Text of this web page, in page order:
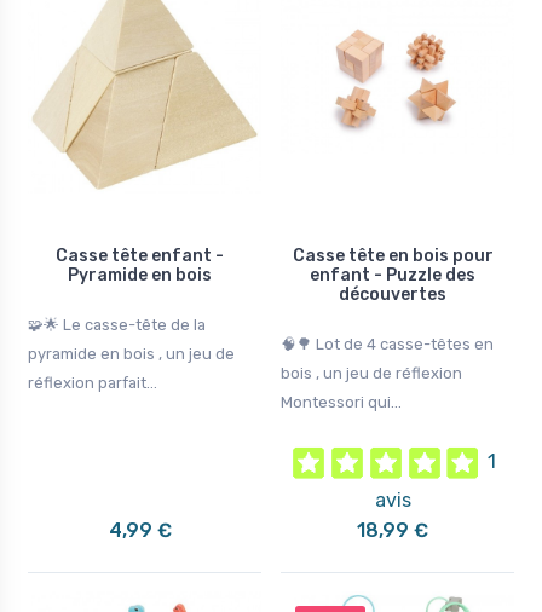
Casse tête enfant -
Pyramide en bois
🧩🌟 Le casse-tête de la
pyramide en bois , un jeu de
réflexion parfait...
4,99 €
Casse tête en bois pour
enfant - Puzzle des
découvertes
🧠🌳 Lot de 4 casse-têtes en
bois , un jeu de réflexion
Montessori qui...
1
avis
18,99 €